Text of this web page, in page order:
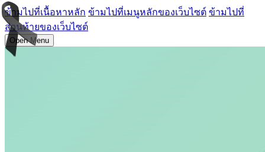
ข้ามไปที่เนื้อหาหลัก ข้ามไปที่เมนูหลักของเว็บไซต์ ข้ามไปที่
ส่วนท้ายของเว็บไซต์
Open Menu